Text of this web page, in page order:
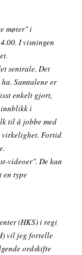
møter" i
I visningen
sentrale. Det
Samtalene er
enkelt gjort,
innblikk i
til å jobbe med
virkelighet. Fortid
videoer". De kan
en type
(HKS) i regi
vil jeg fortelle
ordskifte